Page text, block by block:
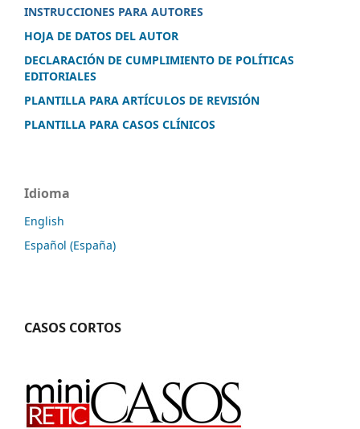
INSTRUCCIONES PARA AUTORES
HOJA DE DATOS DEL AUTOR
DECLARACIÓN DE CUMPLIMIENTO DE POLÍTICAS
EDITORIALES
PLANTILLA PARA ARTÍCULOS DE REVISIÓN
PLANTILLA PARA CASOS CLÍNICOS
Idioma
English
Español (España)
CASOS CORTOS